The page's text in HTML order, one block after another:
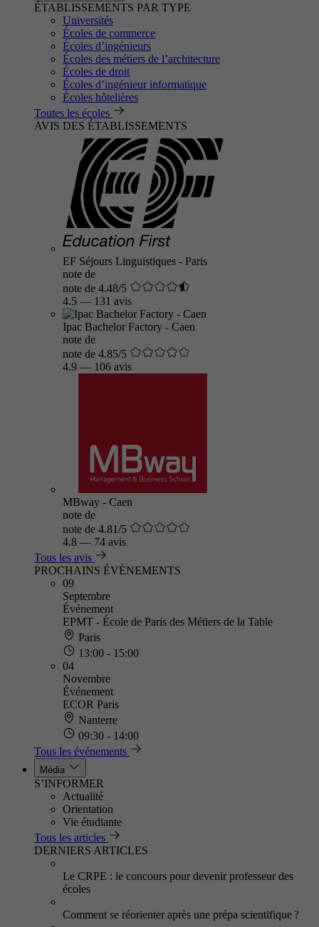
ÉTABLISSEMENTS PAR TYPE
Universités
Écoles de commerce
Écoles d’ingénieurs
Écoles des métiers de l’architecture
Écoles de droit
Écoles d’ingénieur informatique
Écoles hôtelières
Toutes les écoles
AVIS DES ÉTABLISSEMENTS
EF Séjours Linguistiques - Paris
note de
note de 4.48/5
4.5 — 131 avis
Ipac Bachelor Factory - Caen
note de
note de 4.85/5
4.9 — 106 avis
MBway - Caen
note de
note de 4.81/5
4.8 — 74 avis
Tous les avis
PROCHAINS ÉVÈNEMENTS
09
Septembre
Événement
EPMT - École de Paris des Métiers de la Table
Paris
13:00 - 15:00
04
Novembre
Événement
ECOR Paris
Nanterre
09:30 - 14:00
Tous les événements
Média
S’INFORMER
Actualité
Orientation
Vie étudiante
Tous les articles
DERNIERS ARTICLES
Le CRPE : le concours pour devenir professeur des
écoles
Comment se réorienter après une prépa scientifique ?